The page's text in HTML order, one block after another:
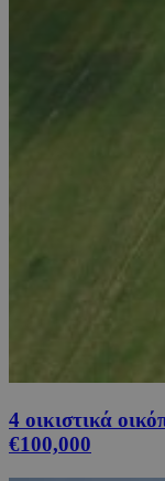
4 οικιστικά
€100,000